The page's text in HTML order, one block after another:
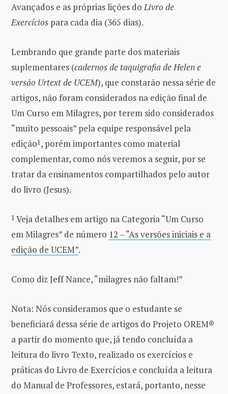
Avançados e as próprias lições doLivro de
Exercícios para cada dia (365 dias).
Lembrando que grande parte dos materiais
suplementares (cadernos de taquigrafia de Helen e
versão Urtext de UCEM), que constarão nessa série de
artigos, não foram considerados na edição final de
Um Curso em Milagres, por terem sido considerados
“muito pessoais” pela equipe responsável pela
edição1, porém importantes como material
complementar, como nós veremos a seguir, por se
tratar da ensinamentos compartilhados pelo autor
do livro (Jesus).
1 Veja detalhes em artigo na Categoria “Um Curso
em Milagres” de número 12 – “As versões iniciais e a
edição de UCEM”.
Como diz Jeff Nance, “milagres não faltam!”
Nota: Nós consideramos que o estudante se
beneficiará dessa série de artigos do Projeto OREM®
a partir do momento que, já tendo concluída a
leitura do livro Texto, realizado os exercícios e
práticas do Livro de Exercícios e concluída a leitura
do Manual de Professores, estará, portanto, nesse